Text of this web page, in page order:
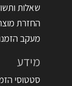
שאלות
החזרת
מעקב
מידע
סטטוסי